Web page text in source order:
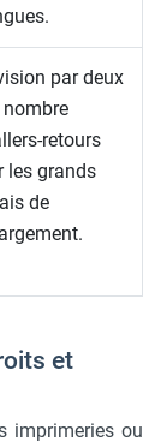
par deux
retours
les grands
de
et
imprimeries ou